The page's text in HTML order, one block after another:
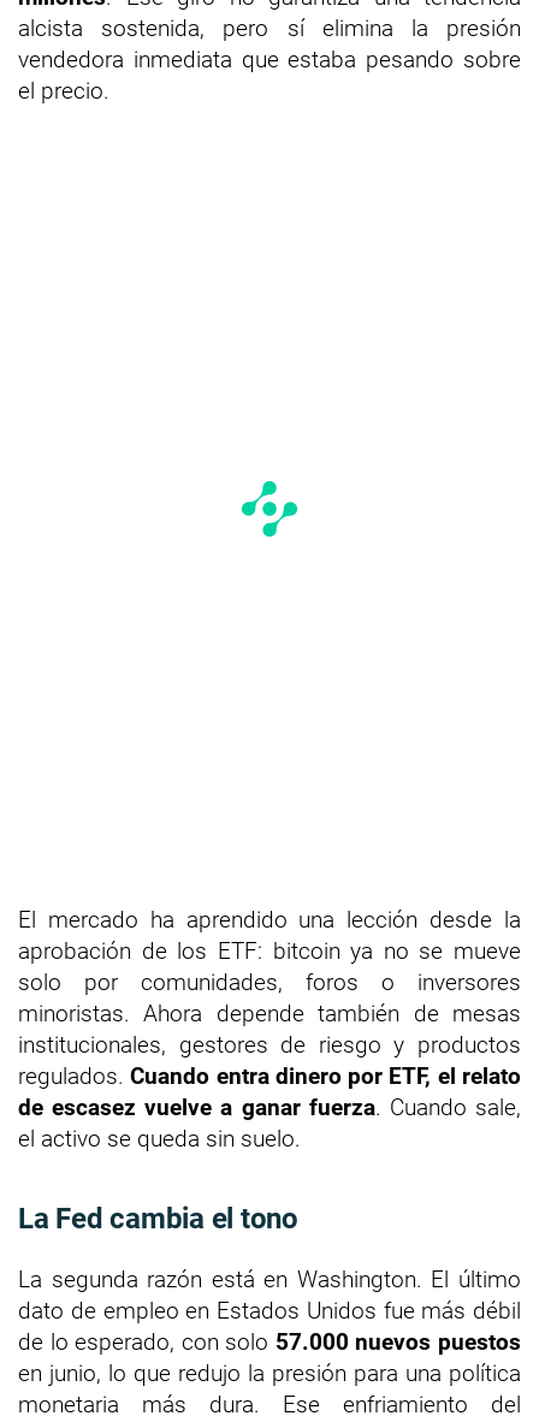
alcista sostenida, pero sí elimina la presión
vendedora inmediata que estaba pesando sobre
el precio.
El mercado ha aprendido una lección desde la
aprobación de los ETF: bitcoin ya no se mueve
solo por comunidades, foros o inversores
minoristas. Ahora depende también de mesas
institucionales, gestores de riesgo y productos
regulados.Cuando entra dinero por ETF, el relato
de escasez vuelve a ganar fuerza. Cuando sale,
el activo se queda sin suelo.
La Fed cambia el tono
La segunda razón está en Washington. El último
dato de empleo en Estados Unidos fue más débil
de lo esperado, con solo 57.000 nuevos puestos
en junio, lo que redujo la presión para una política
monetaria más dura. Ese enfriamiento del